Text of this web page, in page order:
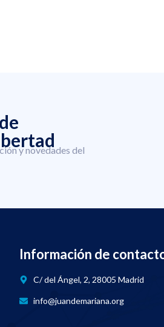
y novedades del
Información de
C/ del Ángel, 2, 28005 Madrid
info@juandemariana.org